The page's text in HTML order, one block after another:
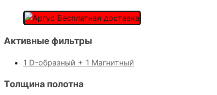
Активные фильтры
1 D-образный + 1 Магнитный
Толщина полотна